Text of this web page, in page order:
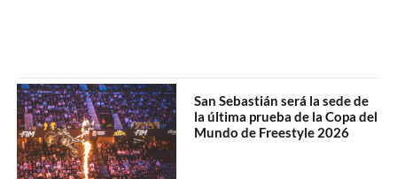
San Sebastián será la sede de
la última prueba de la Copa del
Mundo de Freestyle 2026